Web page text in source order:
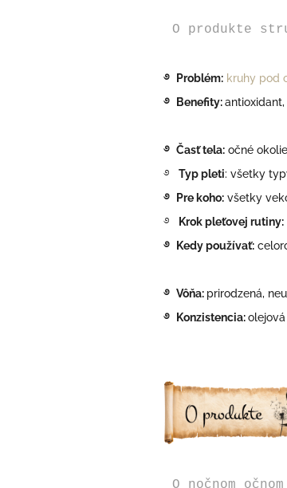
O produkte
࿔ Problém: kruhy pod
࿔ Benefity:
࿔ Časť tela: očné okolie
࿔ Typ pleti: všetky
࿔ Pre koho: všetky
࿔
Krok pleťovej rutiny:
࿔ Kedy používať:
࿔ Vôňa: prirodzená,
࿔ Konzistencia:olejová
O nočnom